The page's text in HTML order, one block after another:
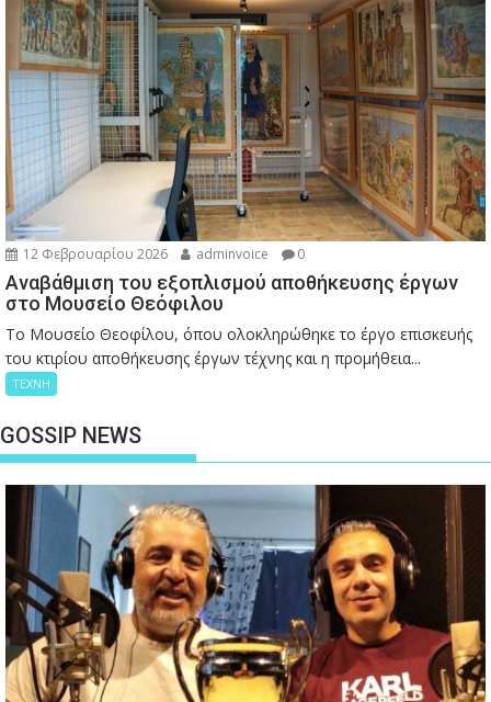
12 Φεβρουαρίου 2026 adminvoice 0
Αναβάθμιση του εξοπλισμού αποθήκευσης έργων
στο Μουσείο Θεόφιλου
Το Μουσείο Θεοφίλου, όπου ολοκληρώθηκε το έργο επισκευής
του κτιρίου αποθήκευσης έργων τέχνης και η προμήθεια...
ΤΕΧΝΗ
GOSSIP NEWS